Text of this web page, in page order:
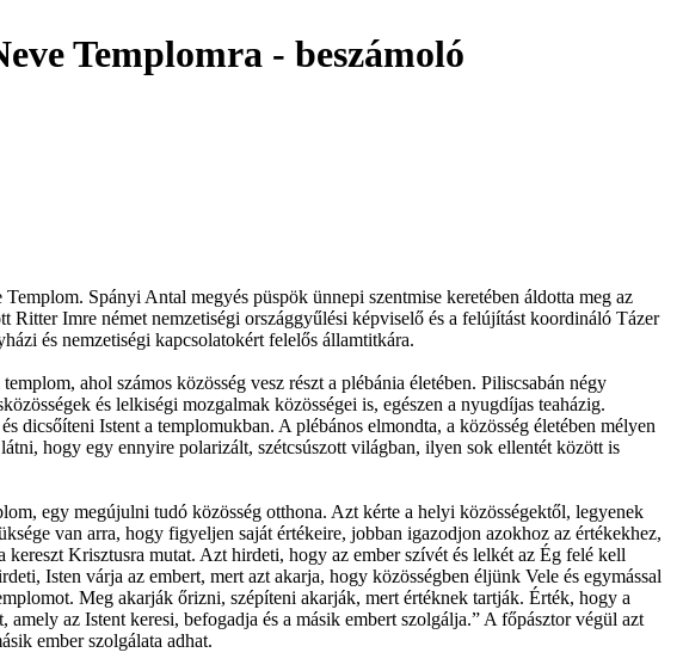
Templomra - beszámoló
Spányi Antal megyés püspök ünnepi szentmise keretében áldotta meg az
Ritter Imre német nemzetiségi országgyűlési képviselő és a felújítást koordináló Tázer
és nemzetiségi kapcsolatokért felelős államtitkára.
ahol számos közösség vesz részt a plébánia életében. Piliscsabán négy
és lelkiségi mozgalmak közösségei is, egészen a nyugdíjas teaházig.
Istent a templomukban. A plébános elmondta, a közösség életében mélyen
hogy egy ennyire polarizált, szétcsúszott világban, ilyen sok ellentét között is
egy megújulni tudó közösség otthona. Azt kérte a helyi közösségektől, legyenek
van arra, hogy figyeljen saját értékeire, jobban igazodjon azokhoz az értékekhez,
Krisztusra mutat. Azt hirdeti, hogy az ember szívét és lelkét az Ég felé kell
Isten várja az embert, mert azt akarja, hogy közösségben éljünk Vele és egymással
Meg akarják őrizni, szépíteni akarják, mert értéknek tartják. Érték, hogy a
az Istent keresi, befogadja és a másik embert szolgálja.” A főpásztor végül azt
ember szolgálata adhat.